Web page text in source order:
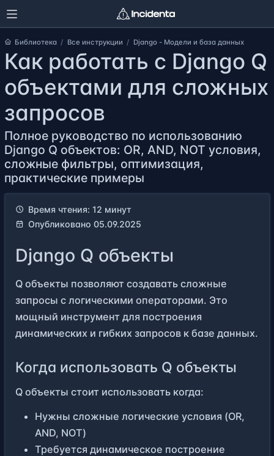
Библиотека Все инструкции Django - Модели и база данных
Как работать с Django Q
объектами для сложных
запросов
Полное руководство по использованию
Django Q объектов: OR, AND, NOT условия,
сложные фильтры, оптимизация,
практические примеры
Время чтения: 12 минут
Опубликовано 05.09.2025
Django Q объекты
Q объекты позволяют создавать сложные
запросы с логическими операторами. Это
мощный инструмент для построения
динамических и гибких запросов к базе данных.
Когда использовать Q объекты
Q объекты стоит использовать когда:
Нужны сложные логические условия (OR,
AND, NOT)
Требуется динамическое построение